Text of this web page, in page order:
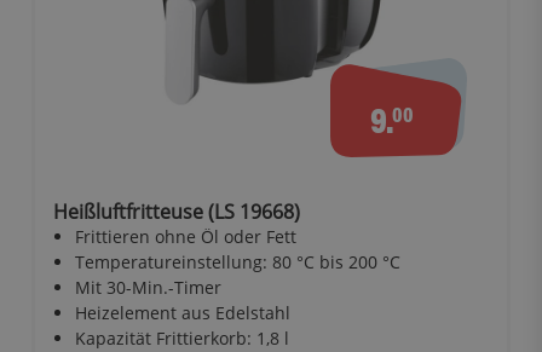
9.00
Heißluftfritteuse (LS 19668)
Frittieren ohne Öl oder Fett
Temperatureinstellung: 80 °C bis 200 °C
Mit 30-Min.-Timer
Heizelement aus Edelstahl
Kapazität Frittierkorb: 1,8 l